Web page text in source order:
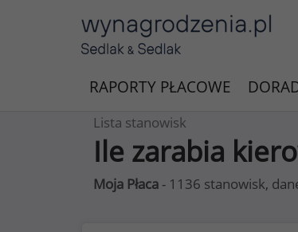
RAPORTY PŁACOWE
Lista stanowisk
Ile zarabia
Moja Płaca - 1136 stanowisk,